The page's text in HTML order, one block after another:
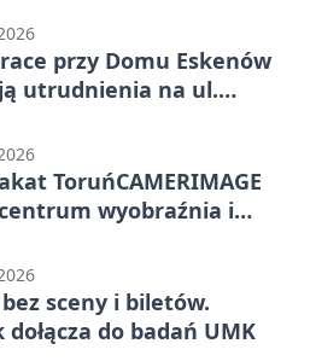
przy Domu Eskenów
utrudnienia na ul.
ToruńCAMERIMAGE
wyobraźnia i
sceny i biletów.
dołącza do badań UMK